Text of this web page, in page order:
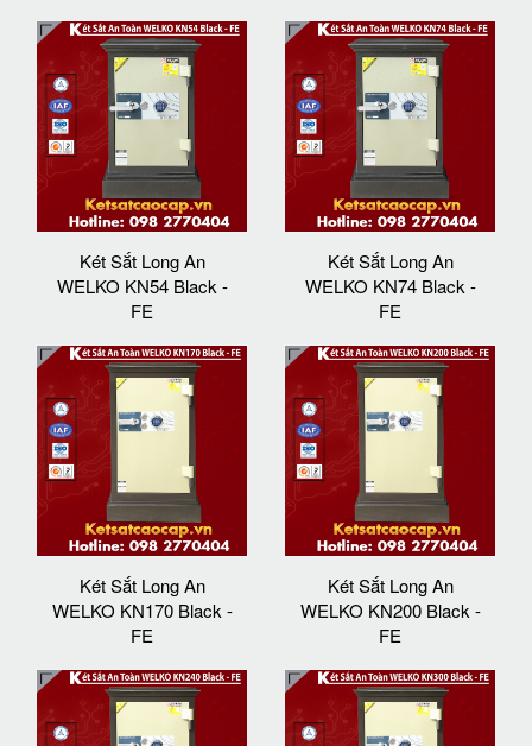
Két Sắt Long An
WELKO KN54 Black -
FE
Két Sắt Long An
WELKO KN74 Black -
FE
Két Sắt Long An
WELKO KN170 Black -
FE
Két Sắt Long An
WELKO KN200 Black -
FE